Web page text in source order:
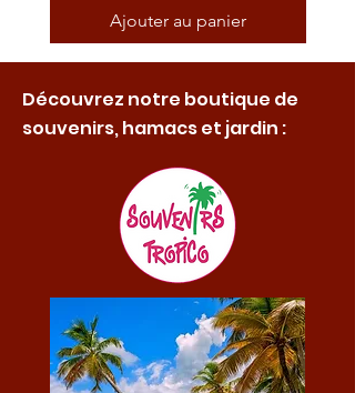
Ajouter au panier
Découvrez notre boutique de
souvenirs, hamacs et jardin :